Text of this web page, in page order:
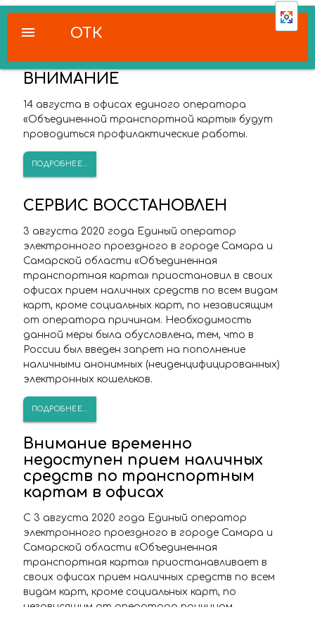
ОТК
menu
ВНИМАНИЕ
14 августа в офисах единого оператора
«Объединенной транспортной карты» будут
проводиться профилактические работы.
ПОДРОБНЕЕ...
СЕРВИС ВОССТАНОВЛЕН
3 августа 2020 года Единый оператор
электронного проездного в городе Самара и
Самарской области «Объединенная
транспортная карта» приостановил в своих
офисах прием наличных средств по всем видам
карт, кроме социальных карт, по независящим
от оператора причинам. Необходимость
данной меры была обусловлена, тем, что в
России был введен запрет на пополнение
наличными анонимных (неиденцифицированных)
электронных кошельков.
ПОДРОБНЕЕ...
Внимание временно
недоступен прием наличных
средств по транспортным
картам в офисах
С 3 августа 2020 года Единый оператор
электронного проездного в городе Самара и
Самарской области «Объединенная
транспортная карта» приостанавливает в
своих офисах прием наличных средств по всем
видам карт, кроме социальных карт, по
независящим от оператора причинам.